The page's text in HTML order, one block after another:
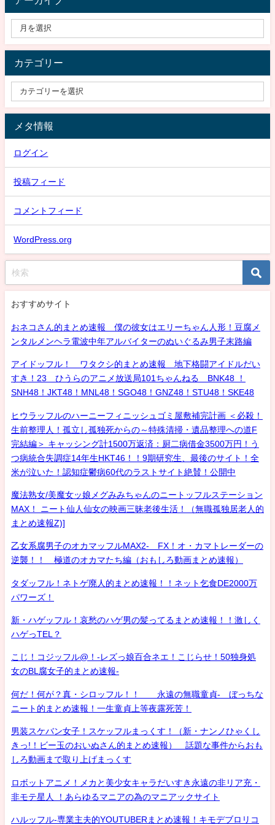
カテゴリー
メタ情報
ログイン
投稿フィード
コメントフィード
WordPress.org
おすすめサイト
おネコさん的まとめ速報 僕の彼女はエリーちゃん人形！豆腐メ
ンタルメンヘラ電波中年アルバイターのぬいぐるみ男子末路編
アイドッフル！ ワタクシ的まとめ速報 地下格闘アイドルだい
すき！23 ひうらのアニメ放送局101ちゃんねる BNK48 ！
SNH48！JKT48！MNL48！SGO48！GNZ48！STU48！SKE48
ヒウラッフルのハーニーフィニッシュゴミ屋敷補完計画 ＜必殺！
生前整理人！孤立し孤独死からの～特殊清掃・遺品整理への道F
完結編＞ キャッシング計1500万返済：厨二病借金3500万円！う
つ病統合失調症14年生HKT46！！9期研究生、最後のサイト！全
米が泣いた！認知症鬱病60代のラストサイト絶賛！公開中
魔法熟女/美魔女ッ娘メグみみちゃんのニートッフルステーション
MAX！ ニート仙人仙女の映画三昧老後生活！（無職孤独居老人的
まとめ速報Z)]
乙女系腐男子のオカマッフルMAX2- FX！オ・カマトレーダーの
逆襲！！ 極道のオカマたち編（おもしろ動画まとめ速報）
タダッフル！ネトゲ廃人的まとめ速報！！ネット乞食DE2000万
パワーズ！
新・ハゲッフル！哀愁のハゲ男の髪ってるまとめ速報！！激しく
ハゲっTEL？
こじ！コジッフル@！-レズっ娘百合ネエ！こじらせ！50独身処
女のBL腐女子的まとめ速報-
何だ！何が？真・シロッフル！！ 永遠の無職童貞- ぼっちな
ニート的まとめ速報！一生童貞上等夜露死苦！
男装スケバン女子！スケッフルまっくす！（新・ナンノひゃくし
きっ!！ビー玉のおいぬさん的まとめ速報） 話題な事件からおも
しろ動画まで取り上げまっくす
ロボットアニメ！メカと美少女キャラだいすき永遠の非リア充・
非モテ星人 ！あらゆるマニアの為のマニアックサイト
ハルッフル-専業主夫的YOUTUBERまとめ速報！キモデブロリコ